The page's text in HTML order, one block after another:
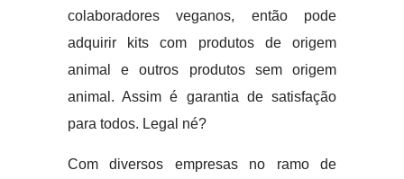
colaboradores veganos, então pode
adquirir kits com produtos de origem
animal e outros produtos sem origem
animal. Assim é garantia de satisfação
para todos. Legal né?
Com diversos empresas no ramo de